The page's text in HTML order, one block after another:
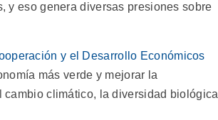
y eso genera diversas presiones sobre
y el Desarrollo Económicos
más verde y mejorar la
climático, la diversidad biológica